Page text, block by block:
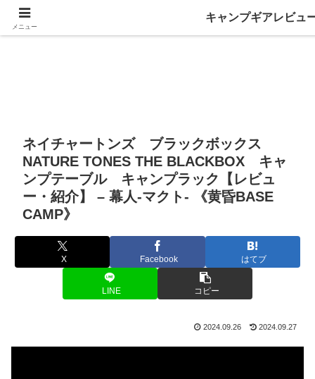
ネイチャートンズ ブラックボックス
NATURE TONES THE BLACKBOX キャ
ンプテーブル キャンプラック【レビュ
ー・紹介】 – 幕人-マクト- 《黄昏BASE
CAMP》
X Facebook はてブ
LINE コピー
2024.09.26 2024.09.27
メニュー
キャンプギアレビュ